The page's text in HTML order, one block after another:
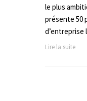
le plus
présente 50
d’entreprise
Lire la suite